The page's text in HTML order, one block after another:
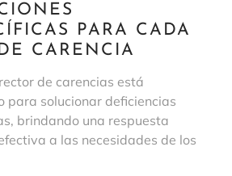
PARA CADA
CARENCIA
de carencias está
para solucionar deficiencias
brindando una respuesta
a las necesidades de los